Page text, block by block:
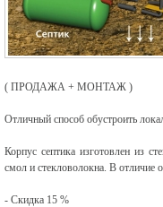
( ПРОДАЖА + МОНТАЖ )
Отличный способ обустроить
Корпус септика изготовлен из
смол и стекловолокна. В отличие
- Скидка 15 %